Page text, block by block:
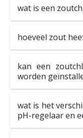
wat is een
hoeveel zout
kan een
worden
wat is het
pH-regelaar en